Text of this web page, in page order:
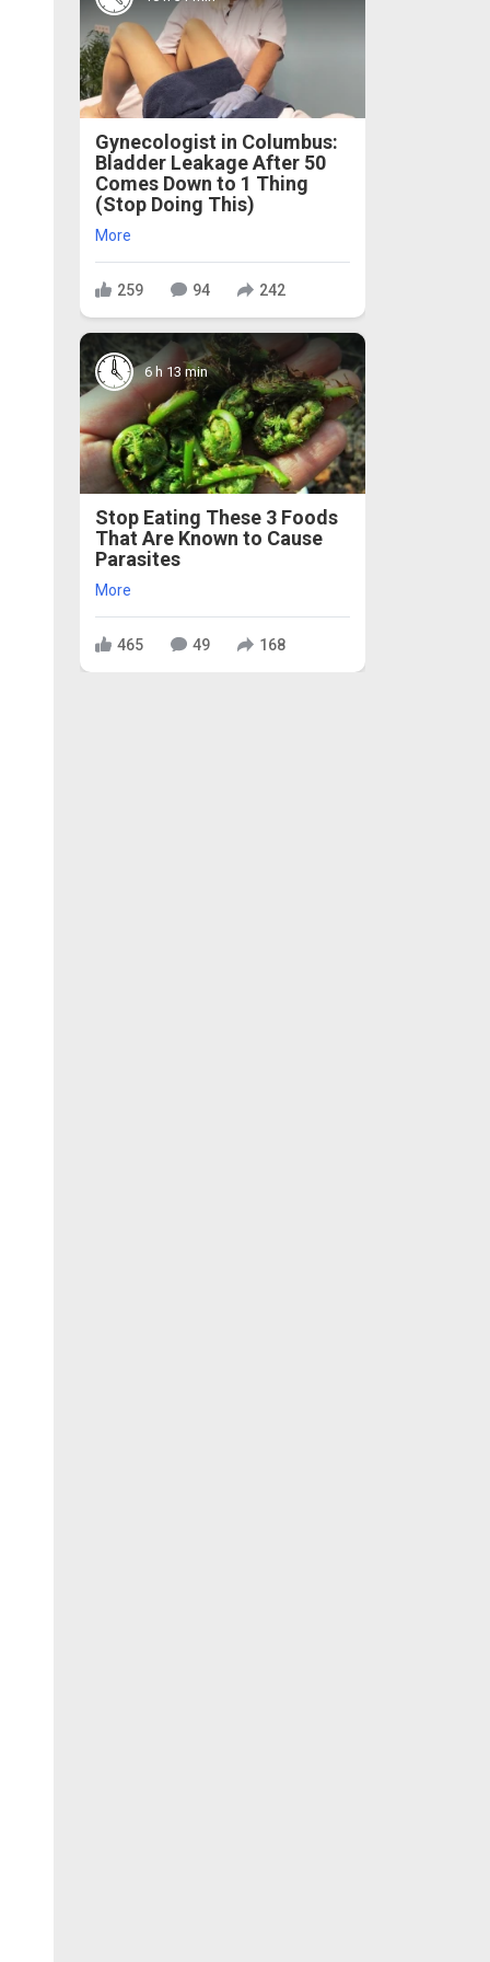
Gynecologist in Columbus:
Bladder Leakage After 50
Comes Down to 1 Thing
(Stop Doing This)
More
259 94 242
6 h 13 min
Stop Eating These 3 Foods
That Are Known to Cause
Parasites
More
465 49 168